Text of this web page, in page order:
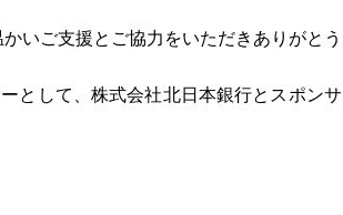
いご支援とご協力をいただきありがとう
として、株式会社北日本銀行とスポン